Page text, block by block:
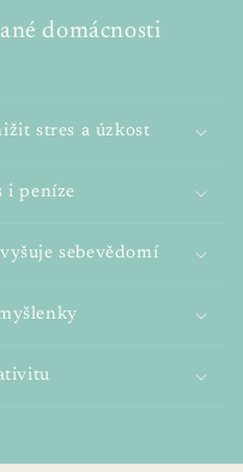
domácnosti
stres a úzkost
i peníze
sebevědomí